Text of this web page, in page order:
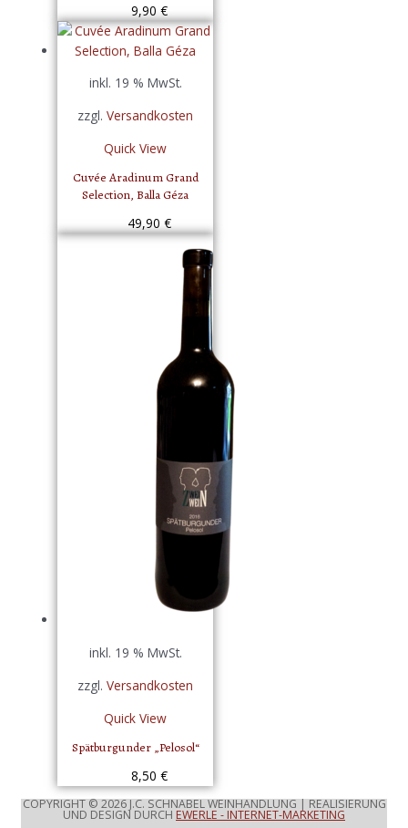
9,90 €
inkl. 19 % MwSt.
zzgl. Versandkosten
Quick View
Cuvée Aradinum Grand
Selection, Balla Géza
49,90 €
inkl. 19 % MwSt.
zzgl. Versandkosten
Quick View
Spätburgunder „Pelosol“
8,50 €
COPYRIGHT © 2026J.C. SCHNABEL WEINHANDLUNG| REALISIERUNG
UND DESIGN DURCH EWERLE - INTERNET-MARKETING